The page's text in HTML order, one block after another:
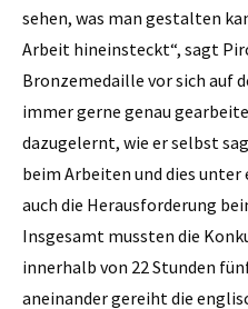
sehen, was man gestalten
Arbeit hineinsteckt“, sagt
Bronzemedaille vor sich auf
immer gerne genau
dazugelernt, wie er selbst
beim Arbeiten und dies
auch die Herausforderung
Insgesamt mussten die
innerhalb von 22 Stunden
aneinander gereiht die